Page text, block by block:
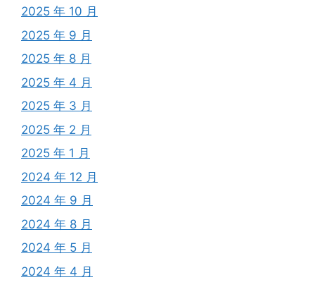
2025 年 10 月
2025 年 9 月
2025 年 8 月
2025 年 4 月
2025 年 3 月
2025 年 2 月
2025 年 1 月
2024 年 12 月
2024 年 9 月
2024 年 8 月
2024 年 5 月
2024 年 4 月